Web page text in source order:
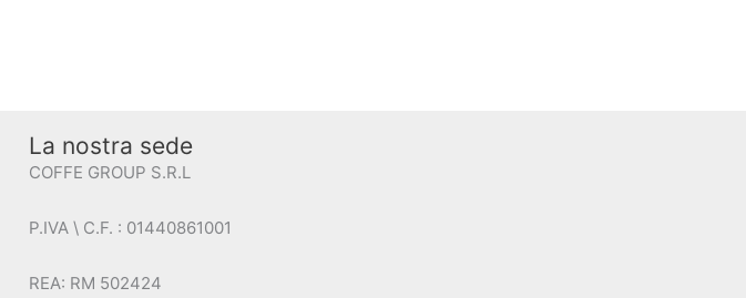
La nostra sede
COFFE GROUP S.R.L
P.IVA \ C.F. : 01440861001
REA: RM 502424